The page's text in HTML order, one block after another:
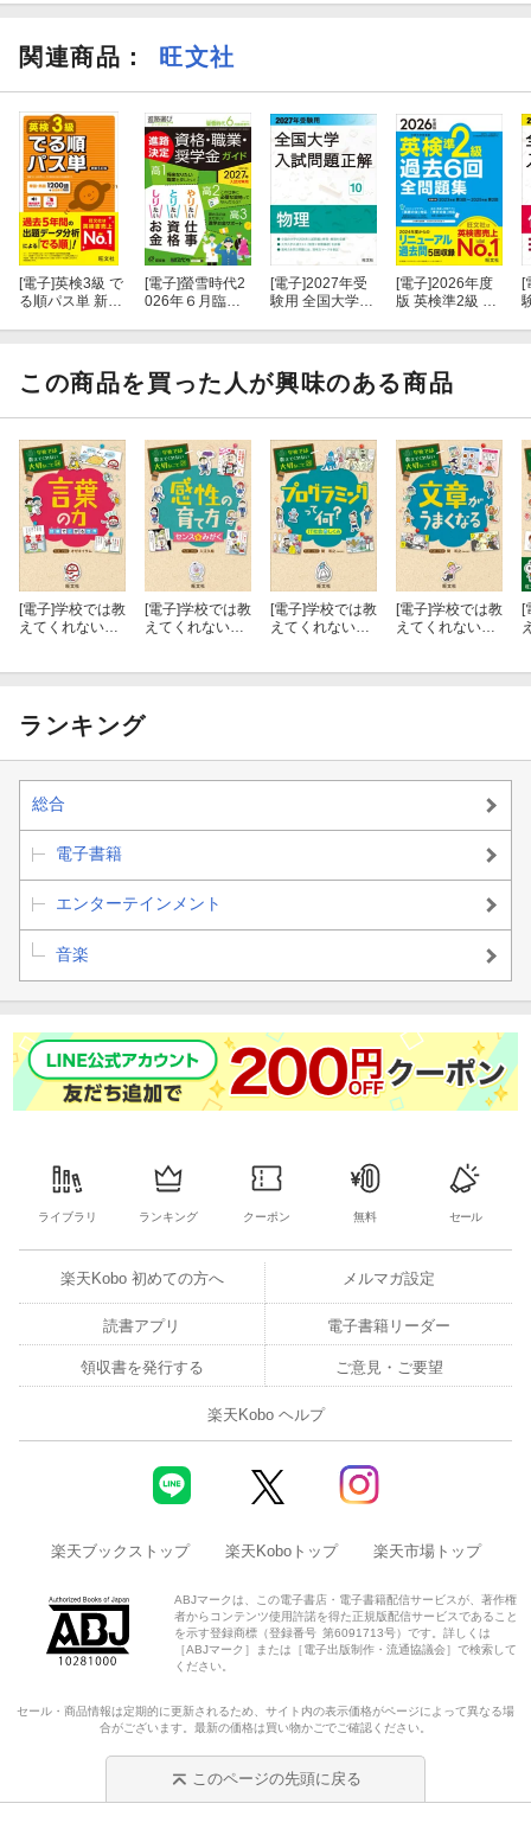
関連商品 ： 旺文社
[電子]英検3級 で
る順パス単 新装
[電子]螢雪時代2
026年６月臨時
[電子]2027年受
験用 全国大学入
[電子]2026年度
版 英検準2級 過
[
この商品を買った人が興味のある商品
[電子]学校では教
えてくれない大
[電子]学校では教
えてくれない大
[電子]学校では教
えてくれない大
[電子]学校では教
えてくれない大
[
ランキング
総合
電子書籍
エンターテインメント
音楽
ライブラリ ランキング クーポン 無料 セール
楽天Kobo 初めての方へ メルマガ設定
読書アプリ 電子書籍リーダー
領収書を発行する ご意見・ご要望
楽天Kobo ヘルプ
楽天ブックストップ 楽天Koboトップ 楽天市場トップ
ABJマークは、この電子書店・電子書籍配信サービスが、著作権
者からコンテンツ使用許諾を得た正規版配信サービスであること
を示す登録商標（登録番号 第6091713号）です。詳しくは
［ABJマーク］または［電子出版制作・流通協議会］で検索して
ください。
セール・商品情報は定期的に更新されるため、サイト内の表示価格がページによって異なる場
合がございます。最新の価格は買い物かごでご確認ください。
このページの先頭に戻る